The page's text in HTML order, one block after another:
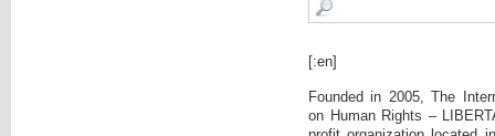
[:en]
Founded in 2005, The
on Human Rights –